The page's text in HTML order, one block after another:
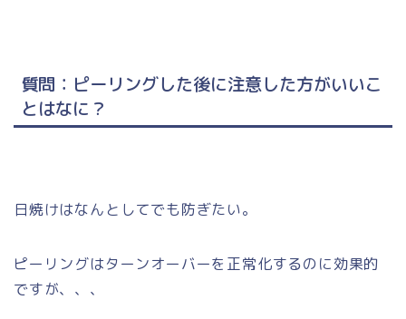
質問：ピーリングした後に注意した方がいいこ
とはなに？
日焼けはなんとしてでも防ぎたい。
ピーリングはターンオーバーを正常化するのに効果的
ですが、、、